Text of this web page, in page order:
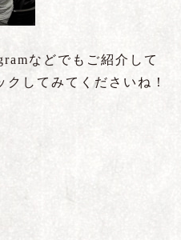
などでもご紹介して
してみてくださいね！